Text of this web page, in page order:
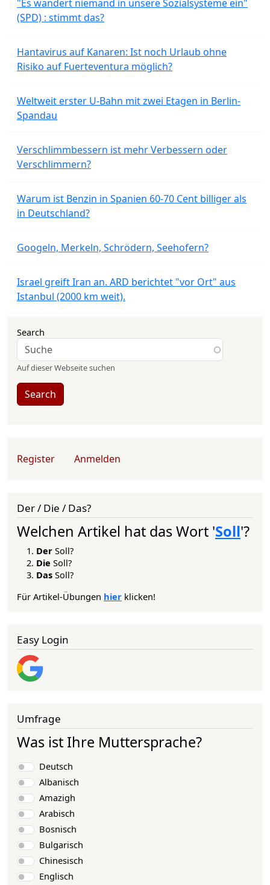
"Es wandert niemand in unsere Sozialsysteme ein"
(SPD) : stimmt das?
Hantavirus auf Kanaren: Ist noch Urlaub ohne
Risiko auf Fuerteventura möglich?
Weltweit erster U-Bahn mit zwei Etagen in Berlin-
Spandau
Verschlimmbessern ist mehr Verbessern oder
Verschlimmern?
Warum ist Benzin in Spanien 60-70 Cent billiger als
in Deutschland?
Googeln, Merkeln, Schrödern, Seehofern?
Israel greift Iran an. ARD berichtet "vor Ort" aus
Istanbul (2000 km weit).
Search
Auf dieser Webseite suchen
Search
User account menu
Register Anmelden
Der / Die / Das?
Welchen Artikel hat das Wort 'Soll'?
Der Soll?
Die Soll?
Das Soll?
Für Artikel-Übungen hier klicken!
Easy Login
Umfrage
Was ist Ihre Muttersprache?
Auswahlmöglichkeiten
Deutsch
Albanisch
Amazigh
Arabisch
Bosnisch
Bulgarisch
Chinesisch
Englisch